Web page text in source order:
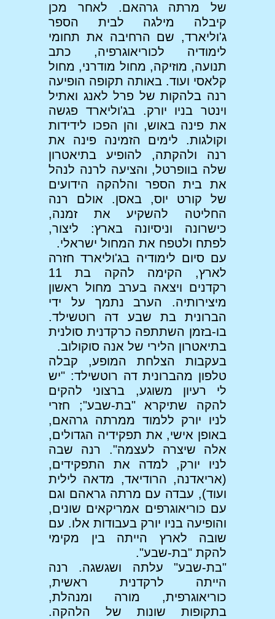
של מרתה גרהאם. לאחר מכן
קיבלה מילגה לבית הספר
ג'וליארד, שם הרחיבה את תחומי
לימודיה לכוריאוגרפיה, כתב
תנועה, מוזיקה, מחול מודרני, מחול
קלאסי ועוד. באותה תקופה הופיעה
רנה בלהקות של פרל לאנג ואתיל
וינטר בניו יורק. בג'וליארד פגשה
את פינה באוש, והן הפכו לידידות
וקולגות. לימים הזמינה פינה את
רנה ולהקתה, להופיע בתיאטרון
שלה בוופרטל, והציעה לרנה לנהל
את בית הספר והלהקה הידועים
של קורט יוס, באסן. אולם רנה
החליטה להשקיע את זמנה,
כישרונה וניסיונה בארץ: ליצור,
לפתח ולטפח את המחול ישראלי.
עם סיום לימודיה בג'וליארד חזרה
לארץ, הקימה להקה בת 11
רקדנים ויצאה בערב מחול ראשון
מיצירותיה. הערב נתמך על ידי
הברונית בת שבע דה רוטשילד.
בו-בזמן השתתפה כרקדנית סולנית
בתיאטרון הלירי של אנה סוקולוב.
בעקבות הצלחת המופע, קבלה
טלפון מהברונית דה רוטשילד: "יש
לי רעיון משוגע, ברצוני להקים
להקה שתיקרא "בת-שבע"; חזרי
לניו יורק ללמוד ממרתה גרהאם,
באופן אישי, את תפקידיה הגדולים,
אלה שיצרה לעצמה". רנה שבה
לניו יורק, למדה את התפקידים,
(אריאדנה, הרודיאד, מדאה לילית
ועוד), עבדה עם מרתה גראהם וגם
עם כוריאוגרפים אמריקאים שונים,
והופיעה בניו יורק בעבודות אלו. עם
שובה לארץ הייתה בין מקימי
להקת "בת-שבע".
"בת-שבע" עלתה ושגשגה. רנה
הייתה לרקדנית ראשית,
כוריאוגרפית, מורה ומנהלת,
בתקופות שונות של הלהקה.